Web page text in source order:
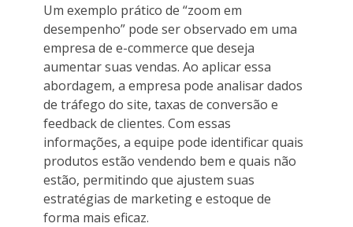
Um exemplo prático de “zoom em
desempenho” pode ser observado em uma
empresa de e-commerce que deseja
aumentar suas vendas. Ao aplicar essa
abordagem, a empresa pode analisar dados
de tráfego do site, taxas de conversão e
feedback de clientes. Com essas
informações, a equipe pode identificar quais
produtos estão vendendo bem e quais não
estão, permitindo que ajustem suas
estratégias de marketing e estoque de
forma mais eficaz.